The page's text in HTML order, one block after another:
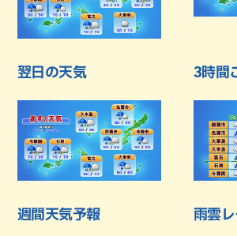
翌日の天気 3時間
週間天気予報 雨雲レ